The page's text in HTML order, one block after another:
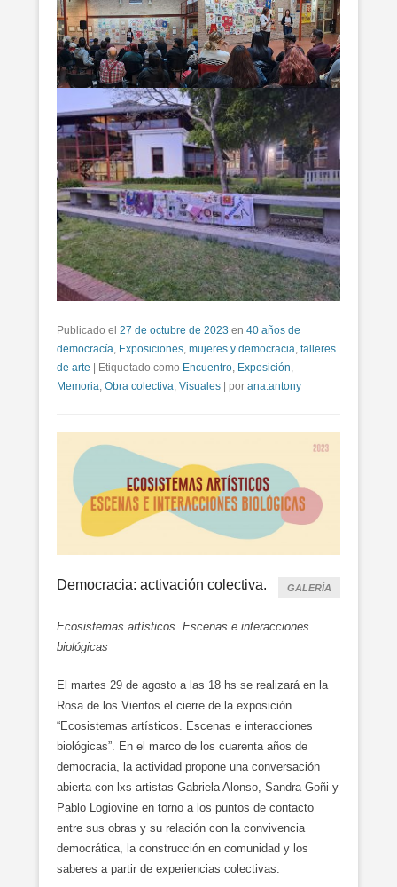
Publicado el 27 de octubre de 2023 en 40 años de
democracía, Exposiciones, mujeres y democracia, talleres
de arte
Etiquetado como Encuentro, Exposición,
Memoria, Obra colectiva, Visuales por ana.antony
Democracia: activación colectiva. GALERÍA
Ecosistemas artísticos. Escenas e interacciones
biológicas
El martes 29 de agosto a las 18 hs se realizará en la
Rosa de los Vientos el cierre de la exposición
“Ecosistemas artísticos. Escenas e interacciones
biológicas”. En el marco de los cuarenta años de
democracia, la actividad propone una conversación
abierta con lxs artistas Gabriela Alonso, Sandra Goñi y
Pablo Logiovine en torno a los puntos de contacto
entre sus obras y su relación con la convivencia
democrática, la construcción en comunidad y los
saberes a partir de experiencias colectivas.